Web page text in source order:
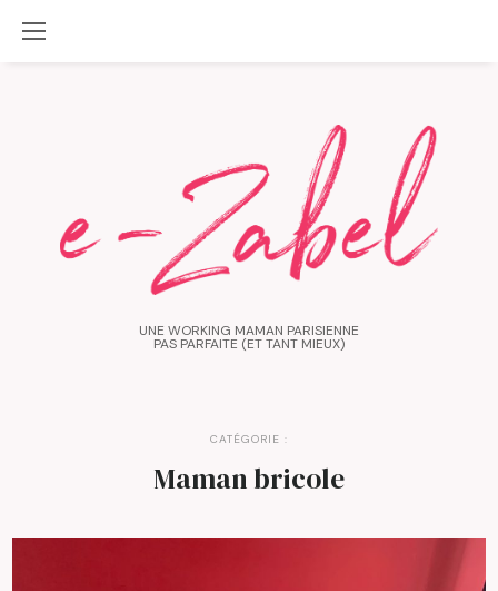
UNE WORKING MAMAN PARISIENNE
PAS PARFAITE (ET TANT MIEUX)
CATÉGORIE :
Maman bricole